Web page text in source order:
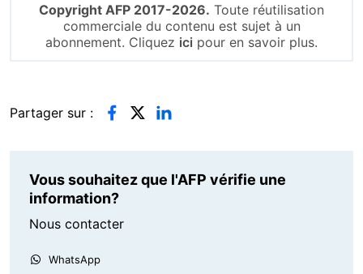
Copyright AFP 2017-2026. Toute réutilisation
commerciale du contenu est sujet à un
abonnement. Cliquez ici pour en savoir plus.
Partager sur :
Vous souhaitez que l'AFP vérifie une
information?
Nous contacter
WhatsApp